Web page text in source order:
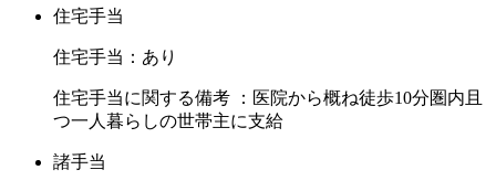
住宅手当
住宅手当：あり
住宅手当に関する備考 ：医院から概ね徒歩10分圏内且
つ一人暮らしの世帯主に支給
諸手当